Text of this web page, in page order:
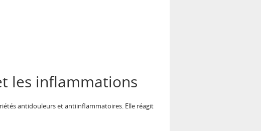
les inflammations
antidouleurs et antiinflammatoires. Elle réagit